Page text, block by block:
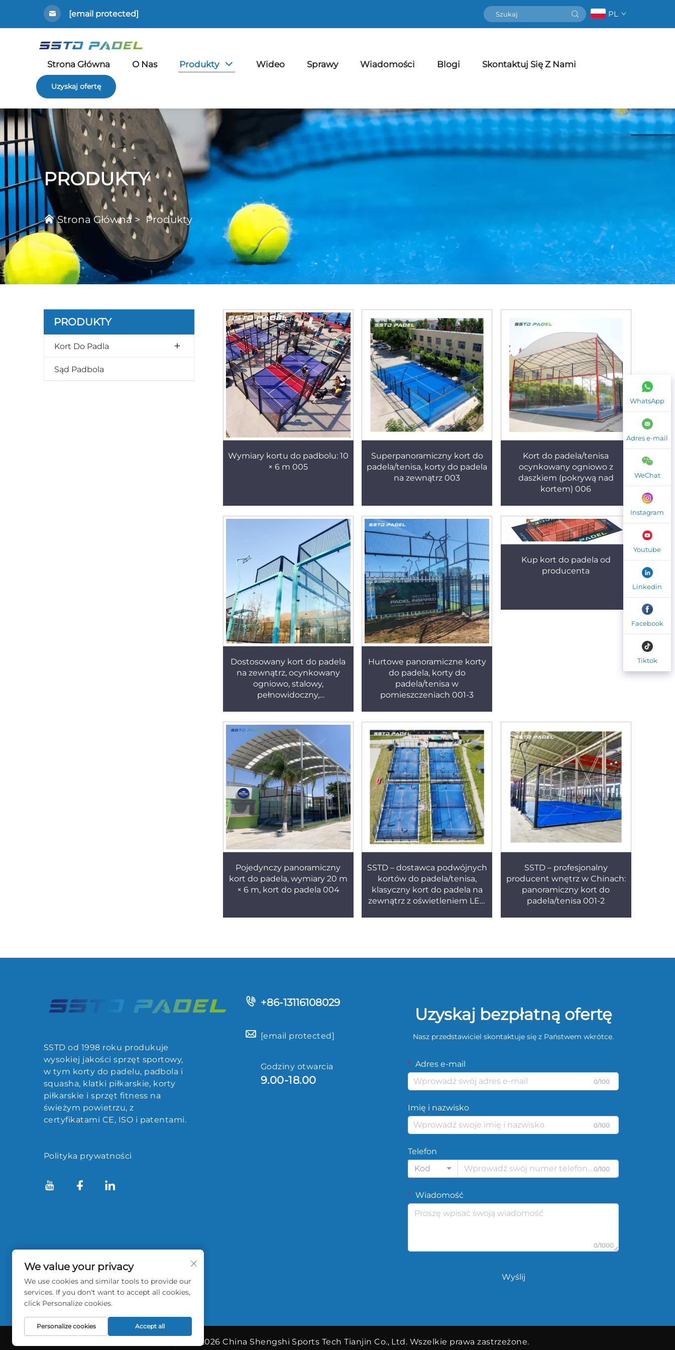
[email protected] PL
Strona Główna O Nas Produkty Wideo Sprawy Wiadomości Blogi Skontaktuj Się Z Nami
Uzyskaj ofertę
PRODUKTY
Strona Główna> Produkty
PRODUKTY
Kort Do Padla
Sąd Padbola
Wymiary kortu do padbolu: 10
× 6 m 005
Superpanoramiczny kort do
padela/tenisa, korty do padela
na zewnątrz 003
Kort do padela/tenisa
ocynkowany ogniowo z
daszkiem (pokrywą nad
kortem) 006
Dostosowany kort do padela
na zewnątrz, ocynkowany
ogniowo, stalowy,
pełnowidoczny,
Hurtowe panoramiczne korty
do padela, korty do
padela/tenisa w
pomieszczeniach 001-3
Kup kort do padela od
producenta
Pojedynczy panoramiczny
kort do padela, wymiary 20 m
× 6 m, kort do padela 004
SSTD – dostawca podwójnych
kortów do padela/tenisa,
klasyczny kort do padela na
zewnątrz z oświetleniem LED
SSTD – profesjonalny
producent wnętrz w Chinach:
panoramiczny kort do
padela/tenisa 001-2
WhatsApp
Adres e-mail
WeChat
Instagram
Youtube
Linkedin
Facebook
Tiktok
SSTD od 1998 roku produkuje
wysokiej jakości sprzęt sportowy,
w tym korty do padelu, padbola i
squasha, klatki piłkarskie, korty
piłkarskie i sprzęt fitness na
świeżym powietrzu, z
certyfikatami CE, ISO i patentami.
Polityka prywatności
+86-13116108029
[email protected]
Godziny otwarcia
9.00-18.00
Uzyskaj bezpłatną ofertę
Nasz przedstawiciel skontaktuje się z Państwem wkrótce.
Adres e-mail
0/100
Imię i nazwisko
0/100
Telefon
Kod
0/100
Wiadomość
0/1000
Wyślij
Copyright © 2026 China Shengshi Sports Tech Tianjin Co., Ltd. Wszelkie prawa zastrzeżone.
We value your privacy
We use cookies and similar tools to provide our
services. If you don't want to accept all cookies,
click Personalize cookies.
Personalize cookies Accept all